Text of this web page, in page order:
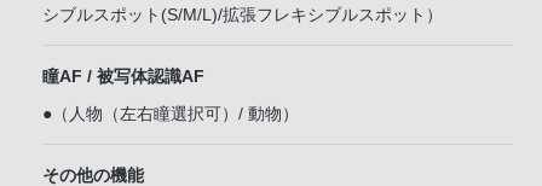
シブルスポット(S/M/L)/拡張フレキシブルスポット）
瞳AF / 被写体認識AF
●（人物（左右瞳選択可）/ 動物）
その他の機能